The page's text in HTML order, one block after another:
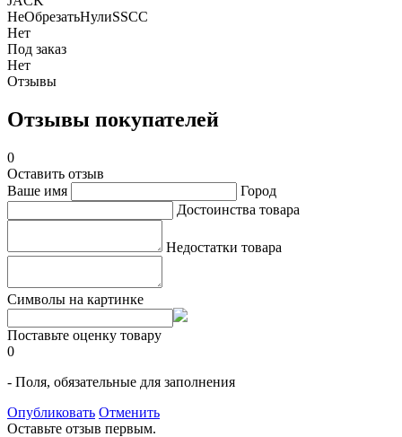
НеОбрезатьНулиSSCC
Нет
Под заказ
Нет
Отзывы
Отзывы покупателей
0
Оставить отзыв
Ваше имя
Город
Достоинства товара
Недостатки товара
Символы на картинке
Поставьте оценку товару
0
- Поля, обязательные для заполнения
Опубликовать Отменить
Оставьте отзыв первым.